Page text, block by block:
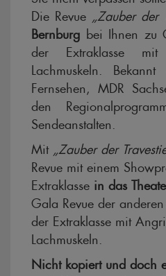
Die Revue „Zauber der
Bernburg bei Ihnen zu
der Extraklasse
Lachmuskeln.
Fernsehen, MDR
den
Sendeanstalten.
Mit „Zauber der
Revue mit einem
Extraklasse in das
Gala Revue der
der Extraklasse mit
Lachmuskeln.
Nicht kopiert und